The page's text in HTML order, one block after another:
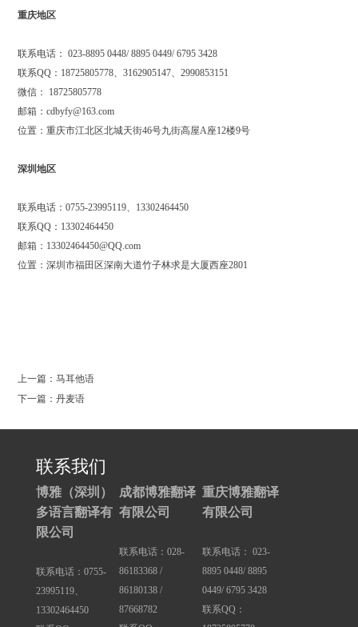
重庆地区
联系电话： 023-8895 0448/ 8895 0449/ 6795 3428
联系QQ ： 18725805778、3162905147、2990853151
微信：
18725805778
邮箱：cdbyfy@163.com
位置：重庆市江北区北城天街46号九街高屋A座12楼9号
深圳地区
联系电话：0755-23995119、 13302464450
联系QQ ： 13302464450
邮箱： 13302464450@QQ.com
位置：深圳市福田区深南大道竹子林求是大厦西座2801
上一篇：马耳他语
下一篇：丹麦语
联系我们
博雅（深圳）
多语言翻译有
限公司
联系电话：0755-
23995119、
13302464450
成都博雅翻译
有限公司
联系电话：028-
86183368 /
86180138 /
87668782
重庆博雅翻译
有限公司
联系电话： 023-
8895 0448/ 8895
0449/ 6795 3428
联系QQ：